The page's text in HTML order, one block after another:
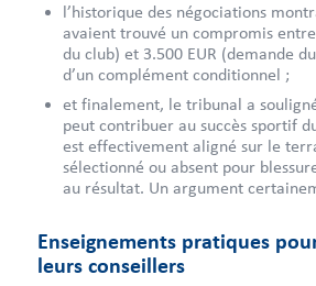
l’historique des négociations
avaient trouvé un compromis
du club) et 3.500 EUR (demande
d’un complément conditionnel ;
et finalement, le tribunal a
peut contribuer au succès sportif
est effectivement aligné sur le
sélectionné ou absent pour
au résultat. Un argument
Enseignements pratiques
leurs conseillers